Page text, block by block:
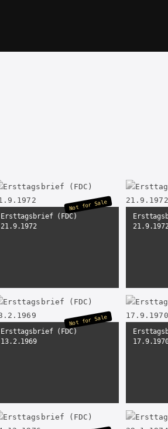
Ersttagsbrief (FDC)
21.9.1972
Not for Sale
Ersttagsbrief (FDC)
13.2.1969
Not for Sale